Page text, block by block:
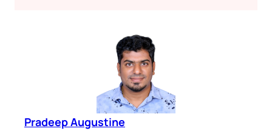
Pradeep Augustine